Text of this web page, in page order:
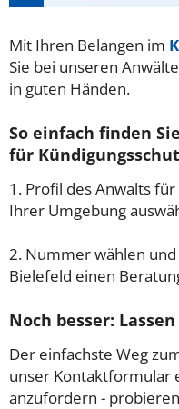
Mit Ihren Belangen im
Sie bei unseren
in guten Händen.
So einfach finden
für
1. Profil des Anwalts
Ihrer Umgebung
2. Nummer wählen
Bielefeld einen
Noch besser:
Der einfachste Weg
unser Kontaktformular
anzufordern -